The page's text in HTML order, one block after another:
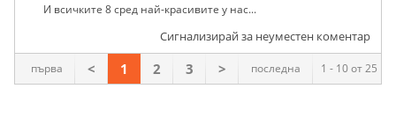
И всичките 8 сред най-красивите у нас...
Сигнализирай за неуместен коментар
1 - 10 от 25
първа < 1 2 3 > последна